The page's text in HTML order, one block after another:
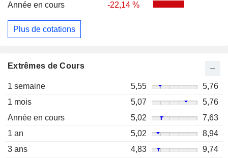
Année en cours
-22,14 %
Plus de cotations
Extrêmes de Cours
1 semaine 5,55
5,76
1 mois
5,07
5,76
Année en cours
5,02
7,63
1 an
5,02
8,94
3 ans
4,83
9,74